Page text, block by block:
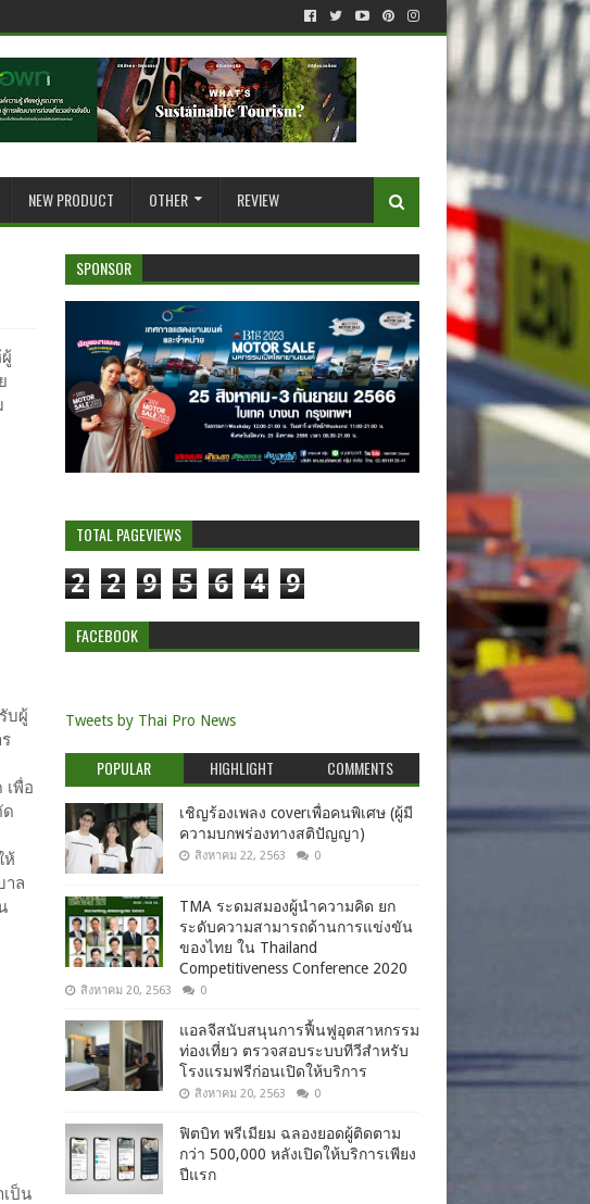
NEW PRODUCT OTHER REVIEW
บผู้
เพื่อ
ด
ห้
าล
ป็น
SPONSOR
TOTAL PAGEVIEWS
2 2 9 5 6 4 9
FACEBOOK
Tweets by Thai Pro News
POPULAR HIGHLIGHT COMMENTS
เชิญร้องเพลง coverเพื่อคนพิเศษ (ผู้มี
ความบกพร่องทางสติปัญญา)
สิงหาคม 22, 2563 0
TMA ระดมสมองผู้นำความคิด ยก
ระดับความสามารถด้านการแข่งขัน
ของไทย ใน Thailand
Competitiveness Conference 2020
สิงหาคม 20, 2563 0
แอลจีสนับสนุนการฟื้นฟูอุตสาหกรรม
ท่องเที่ยว ตรวจสอบระบบทีวีสำหรับ
โรงแรมฟรีก่อนเปิดให้บริการ
สิงหาคม 20, 2563 0
ฟิตบิท พรีเมียม ฉลองยอดผู้ติดตาม
กว่า 500,000 หลังเปิดให้บริการเพียง
ปีแรก